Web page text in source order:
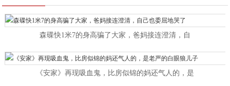
森碟快1米7的身高骗了大家，爸妈接连澄清，自
《安家》再现吸血鬼，比房似锦的妈还气人的，是